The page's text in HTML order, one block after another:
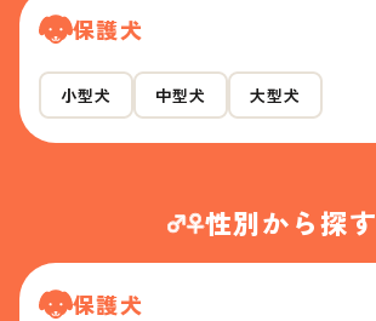
保護犬
小型犬 中型犬 大型犬
性別から探す
保護犬